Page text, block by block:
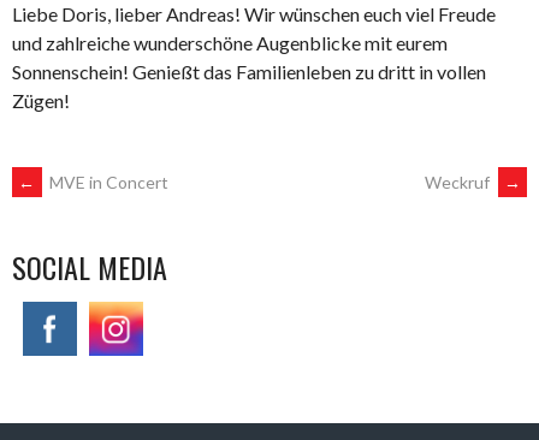
Liebe Doris, lieber Andreas! Wir wünschen euch viel Freude
und zahlreiche wunderschöne Augenblicke mit eurem
Sonnenschein! Genießt das Familienleben zu dritt in vollen
Zügen!
POST
NAVIGATION
← MVE in Concert Weckruf →
SOCIAL MEDIA